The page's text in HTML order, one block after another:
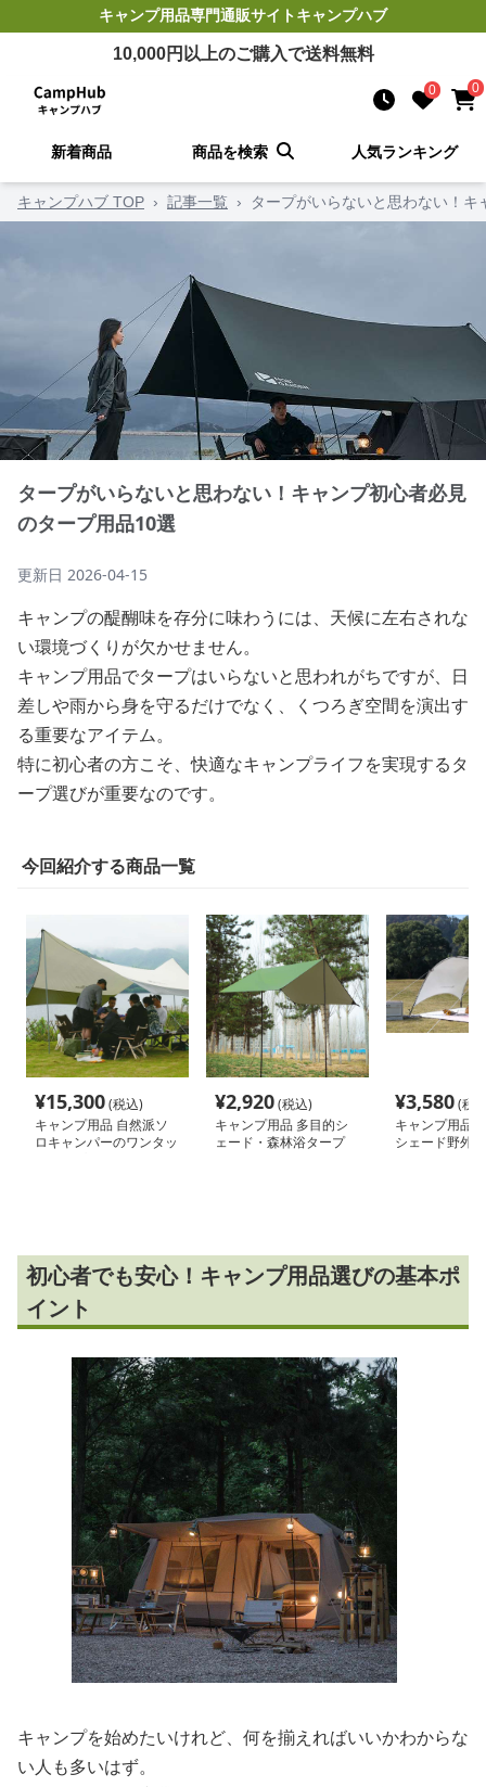
キャンプ用品専門通販サイトキャンプハブ
10,000円以上のご購入で送料無料
0 0
新着商品 商品を検索 人気ランキング
キャンプハブ TOP › 記事一覧 › タープがいらないと思わない！
タープがいらないと思わない！キャンプ初心者必見
のタープ用品10選
更新日 2026-04-15
キャンプの醍醐味を存分に味わうには、天候に左右されな
い環境づくりが欠かせません。
キャンプ用品でタープはいらないと思われがちですが、日
差しや雨から身を守るだけでなく、くつろぎ空間を演出す
る重要なアイテム。
特に初心者の方こそ、快適なキャンプライフを実現するタ
ープ選びが重要なのです。
今回紹介する商品一覧
¥15,300(税込)
キャンプ用品 自然派ソ
ロキャンパーのワンタッ
¥2,920(税込)
キャンプ用品 多目的シ
ェード・森林浴タープ
¥3,580(税
キャンプ用品
シェード野外
初心者でも安心！キャンプ用品選びの基本ポ
イント
キャンプを始めたいけれど、何を揃えればいいかわからな
い人も多いはず。